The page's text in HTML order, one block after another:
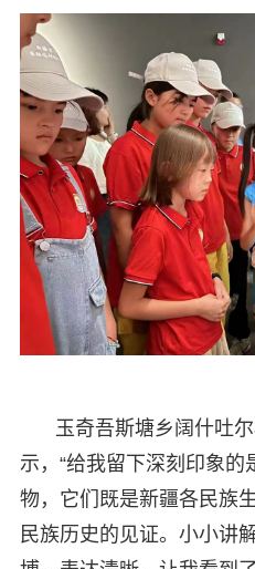
玉奇吾斯塘乡阔什吐
示，“给我留下深刻印象
物，它们既是新疆各民族
民族历史的见证。小小讲